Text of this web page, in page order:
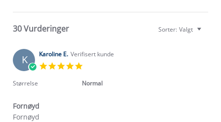
30 Vurderinger Sorter: Valgt
K Karoline E. Verifisert kunde
rating
Størrelse Normal
Fornøyd
Review
review
Fornøyd